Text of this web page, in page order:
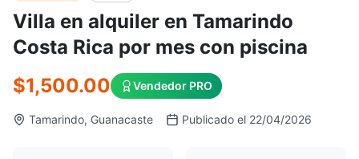
Villa en alquiler en Tamarindo
Costa Rica por mes con piscina
$1,500.00 Vendedor PRO
Tamarindo, Guanacaste Publicado el 22/04/2026